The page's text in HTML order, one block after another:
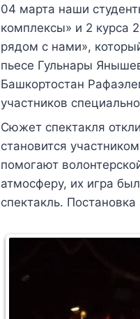
04 марта наши
комплексы» и 2 курса
рядом с нами»,
пьесе Гульнары
Башкортостан
участников
Сюжет спектакля
становится
помогают
атмосферу, их игра
спектакль.